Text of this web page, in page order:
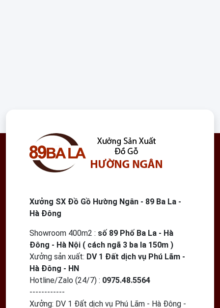
Xưởng SX Đồ Gồ Hường Ngân - 89 Ba La -
Hà Đông
Showroom 400m2 : số 89 Phố Ba La - Hà
Đông - Hà Nội ( cách ngã 3 ba la 150m )
Xưởng sản xuất: DV 1 Đất dịch vụ Phú Lãm -
Hà Đông - HN
Hotline/Zalo (24/7) : 0975.48.5564
------------
Xưởng: DV 1 Đất dịch vụ Phú Lãm - Hà Đông -